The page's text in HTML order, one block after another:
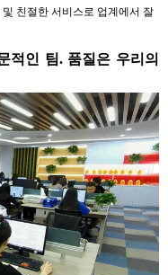
친절한 서비스로 업계에서 잘
적인 팀. 품질은 우리의